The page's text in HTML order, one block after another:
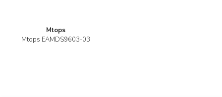
Mtops
Mtops EAMDS9603-03